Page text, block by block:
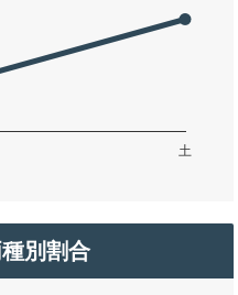
別割合